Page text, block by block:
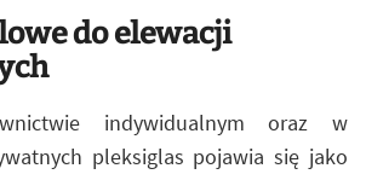
do elewacji
indywidualnym oraz w
pleksiglas pojawia się jako